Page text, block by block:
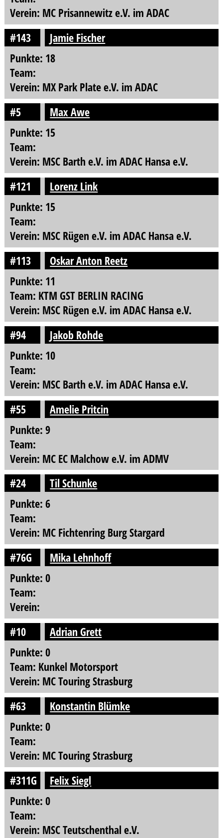
Verein: MC Prisannewitz e.V. im ADAC
#143
Jamie Fischer
Punkte: 18
Team:
Verein: MX Park Plate e.V. im ADAC
#5
Max Awe
Punkte: 15
Team:
Verein: MSC Barth e.V. im ADAC Hansa e.V.
#121
Lorenz Link
Punkte: 15
Team:
Verein: MSC Rügen e.V. im ADAC Hansa e.V.
#113
Oskar Anton Reetz
Punkte: 11
Team: KTM GST BERLIN RACING
Verein: MSC Rügen e.V. im ADAC Hansa e.V.
#94
Jakob Rohde
Punkte: 10
Team:
Verein: MSC Barth e.V. im ADAC Hansa e.V.
#55
Amelie Pritcin
Punkte: 9
Team:
Verein: MC EC Malchow e.V. im ADMV
#24
Til Schunke
Punkte: 6
Team:
Verein: MC Fichtenring Burg Stargard
#76G
Mika Lehnhoff
Punkte: 0
Team:
Verein:
#10
Adrian Grett
Punkte: 0
Team: Kunkel Motorsport
Verein: MC Touring Strasburg
#63
Konstantin Blümke
Punkte: 0
Team:
Verein: MC Touring Strasburg
#311G
Felix Siegl
Punkte: 0
Team:
Verein: MSC Teutschenthal e.V.